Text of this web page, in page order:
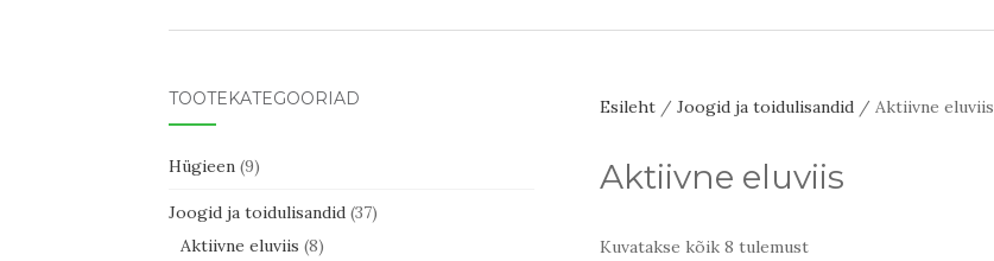
Esileht /Joogid ja toidulisandid / Aktiivne eluviis
Aktiivne eluviis
Kuvatakse kõik 8 tulemust
TOOTEKATEGOORIAD
Hügieen (9)
Joogid ja toidulisandid (37)
Aktiivne eluviis (8)